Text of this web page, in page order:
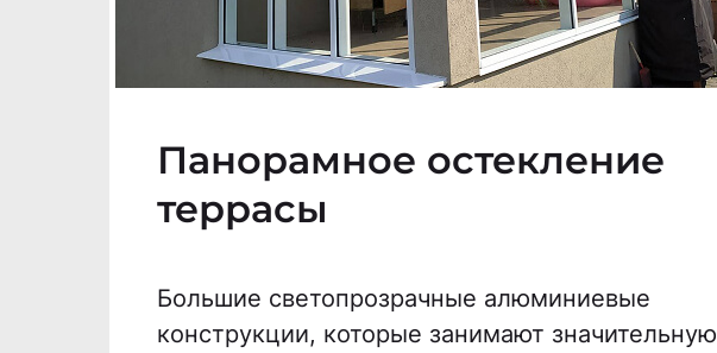
Панорамное остекление
террасы
Большие светопрозрачные алюминиевые
конструкции, которые занимают значительную